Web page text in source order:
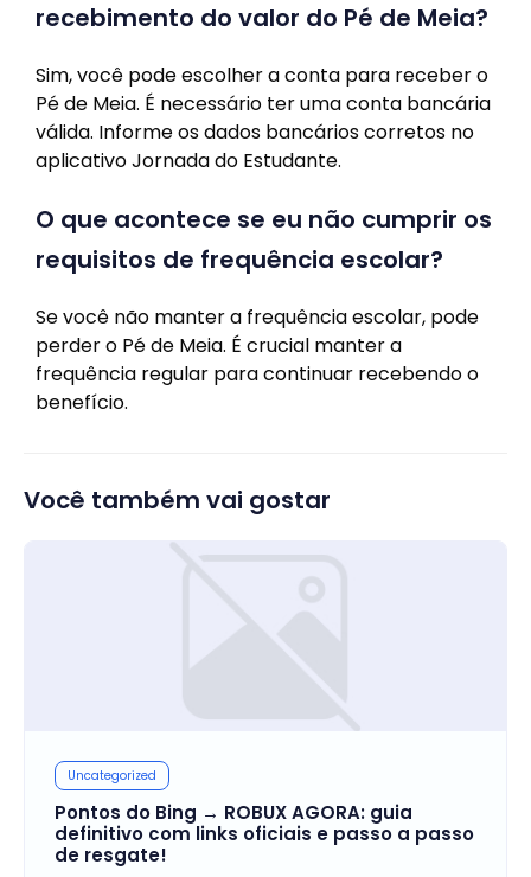
recebimento do valor do Pé de Meia?
Sim, você pode escolher a conta para receber o
Pé de Meia. É necessário ter uma conta bancária
válida. Informe os dados bancários corretos no
aplicativo Jornada do Estudante.
O que acontece se eu não cumprir os
requisitos de frequência escolar?
Se você não manter a frequência escolar, pode
perder o Pé de Meia. É crucial manter a
frequência regular para continuar recebendo o
benefício.
Você também vai gostar
Uncategorized
Pontos do Bing → ROBUX AGORA: guia
definitivo com links oficiais e passo a passo
de resgate!